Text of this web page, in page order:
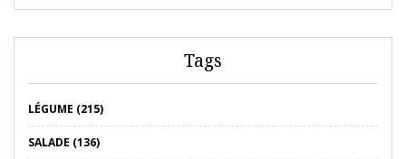
Tags
LÉGUME (215)
SALADE (136)